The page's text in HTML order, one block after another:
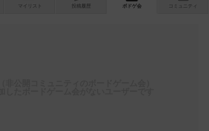
マイリスト 投稿履歴 ボ ドゲ会 コミュニティ